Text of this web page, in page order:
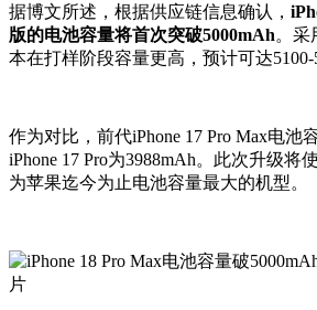
据博文所述，根据供应链信息确认，
版的电池容量将首次突破5000mAh。 采
本在打样阶段容量更高，预计可达5100-
作为对比，前代iPhone 17 Pro Max电池
iPhone 17 Pro为3988mAh。此次升级将
为苹果迄今为止电池容量最大的机型。